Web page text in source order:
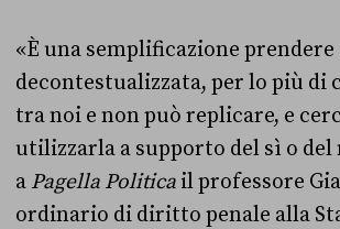
«È una semplificazione
decontestualizzata, per lo più di
tra noi e non può replicare, e
utilizzarla a supporto del sì o del
a Pagella Politica il professore
ordinario di diritto penale alla